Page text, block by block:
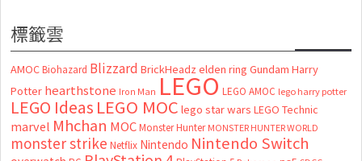
標籤雲
AMOC Biohazard Blizzard BrickHeadz elden ring Gundam Harry
Potter hearthstone Iron Man LEGO LEGO AMOC lego harry potter
LEGO Ideas LEGO MOC lego star wars LEGO Technic
marvel Mhchan MOC Monster Hunter MONSTER HUNTER WORLD
monster strike Netflix Nintendo Nintendo Switch